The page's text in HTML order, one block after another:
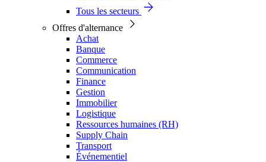
Tous les secteurs
Offres d'alternance
Achat
Banque
Commerce
Communication
Finance
Gestion
Immobilier
Logistique
Ressources humaines (RH)
Supply Chain
Transport
Événementiel